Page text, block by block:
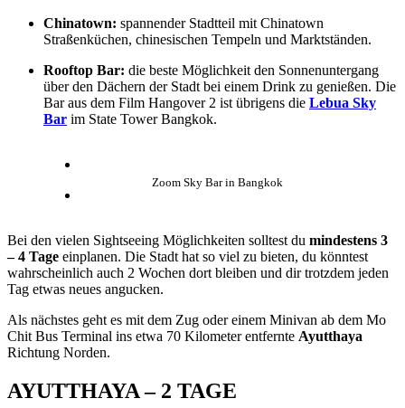
Chinatown: spannender Stadtteil mit Chinatown
Straßenküchen, chinesischen Tempeln und Marktständen.
Rooftop Bar: die beste Möglichkeit den Sonnenuntergang
über den Dächern der Stadt bei einem Drink zu genießen. Die
Bar aus dem Film Hangover 2 ist übrigens die Lebua Sky
Bar im State Tower Bangkok.
Zoom Sky Bar in Bangkok
Bei den vielen Sightseeing Möglichkeiten solltest du mindestens 3
– 4 Tage einplanen. Die Stadt hat so viel zu bieten, du könntest
wahrscheinlich auch 2 Wochen dort bleiben und dir trotzdem jeden
Tag etwas neues angucken.
Als nächstes geht es mit dem Zug oder einem Minivan ab dem Mo
Chit Bus Terminal ins etwa 70 Kilometer entfernte Ayutthaya
Richtung Norden.
AYUTTHAYA – 2 TAGE